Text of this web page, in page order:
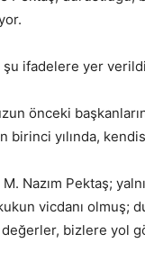
şu ifadelere yer
önceki
birinci yılında,
Nazım Pektaş;
vicdanı olmuş;
değerler, bizlere yol